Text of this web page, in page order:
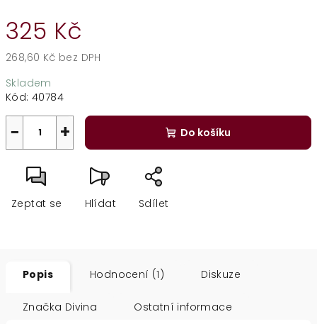
325 Kč
268,60 Kč bez DPH
cena:
Skladem
Kód: 40784
+
− Do košíku
Zeptat se Hlídat Sdílet
Popis Hodnocení (1) Diskuze
Značka Divina Ostatní informace